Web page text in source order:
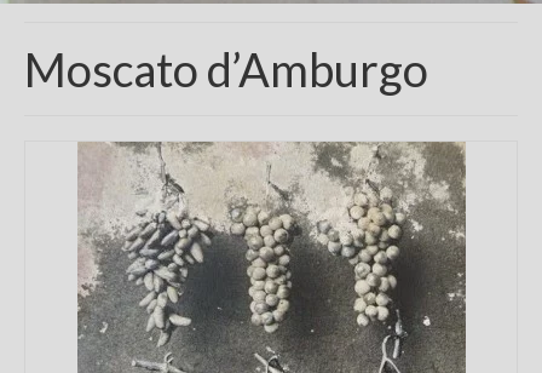
Genealogia
Aziende
Chi sono
FAQ
Contatti
Moscato d’Amburgo